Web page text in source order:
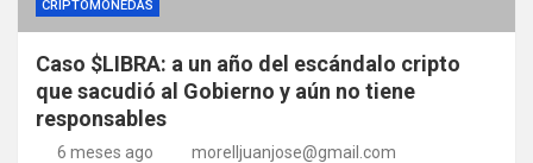
CRIPTOMONEDAS
Caso $LIBRA: a un año del escándalo cripto
que sacudió al Gobierno y aún no tiene
responsables
6 meses ago morelljuanjose@gmail.com